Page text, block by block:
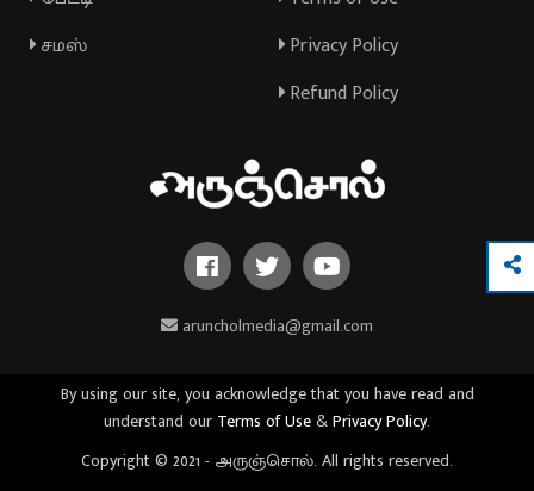
சமஸ்
Privacy Policy
Refund Policy
aruncholmedia@gmail.com
By using our site, you acknowledge that you have read and
understand our Terms of Use&Privacy Policy.
Copyright © 2021 - அருஞ்சொல். All rights reserved.